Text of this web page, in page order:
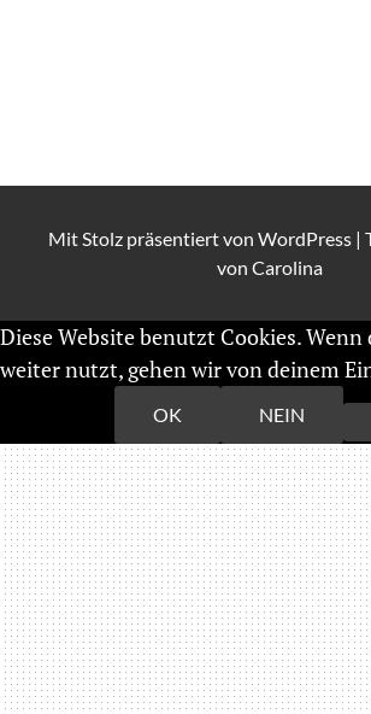
Mit Stolz präsentiert von WordPress |
von Carolina
Diese Website benutzt Cookies. Wenn
weiter nutzt, gehen wir von deinem
OK NEIN